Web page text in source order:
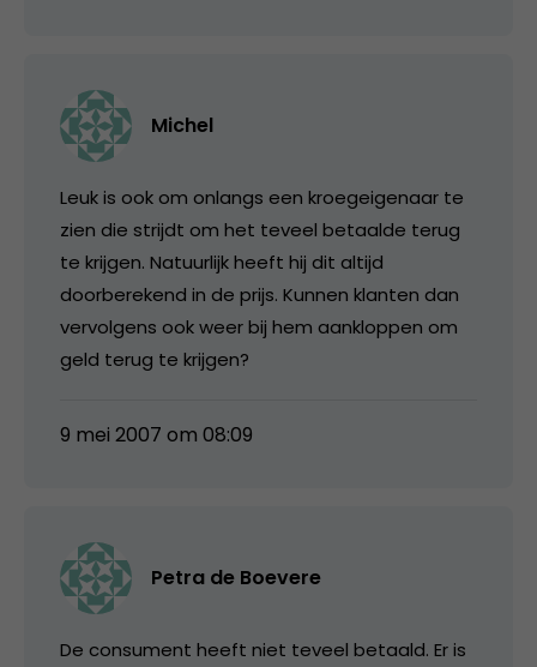
Michel
Leuk is ook om onlangs een kroegeigenaar te
zien die strijdt om het teveel betaalde terug
te krijgen. Natuurlijk heeft hij dit altijd
doorberekend in de prijs. Kunnen klanten dan
vervolgens ook weer bij hem aankloppen om
geld terug te krijgen?
9 mei 2007 om 08:09
Petra de Boevere
De consument heeft niet teveel betaald. Er is